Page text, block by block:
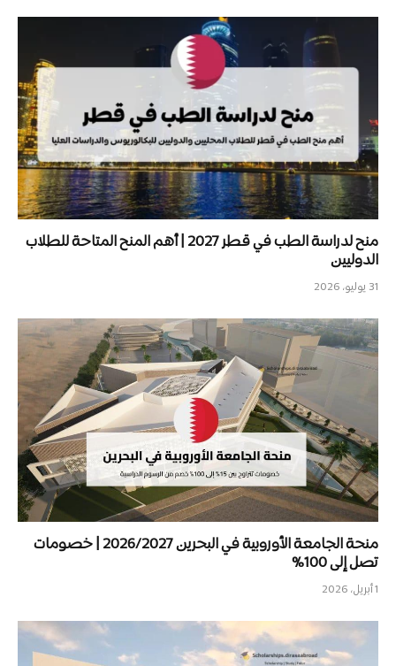
منح لدراسة الطب في قطر 2027 | أهم المنح المتاحة للطلاب
الدوليين
31 يوليو، 2026
منحة الجامعة الأوروبية في البحرين 2026/2027 | خصومات
تصل إلى 100%
1 أبريل، 2026